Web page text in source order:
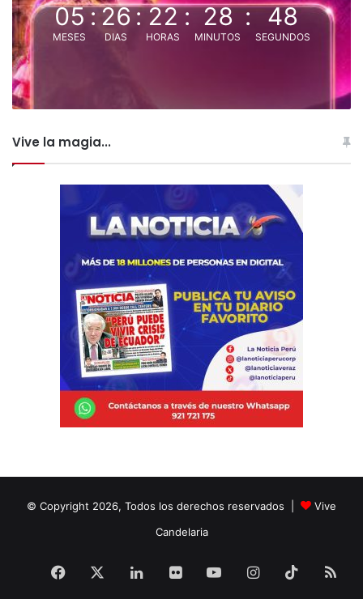
05
MESES
:26
DIAS
:22
HORAS
: 28
MINUTOS
: 48
SEGUNDOS
Vive la magia...
© Copyright 2026, Todos los derechos reservados |
Vive
Candelaria
Facebook LinkedInFlickr YouTubeInstagram
TikTok